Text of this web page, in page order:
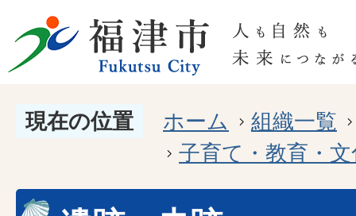
現在の位置 ホーム
組織一覧
子育て・教育・